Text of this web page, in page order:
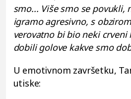
smo... Više smo se povukli,
igramo agresivno, s
verovatno bi bio neki crveni
dobili golove kakve smo
U emotivnom završetku,
utiske: